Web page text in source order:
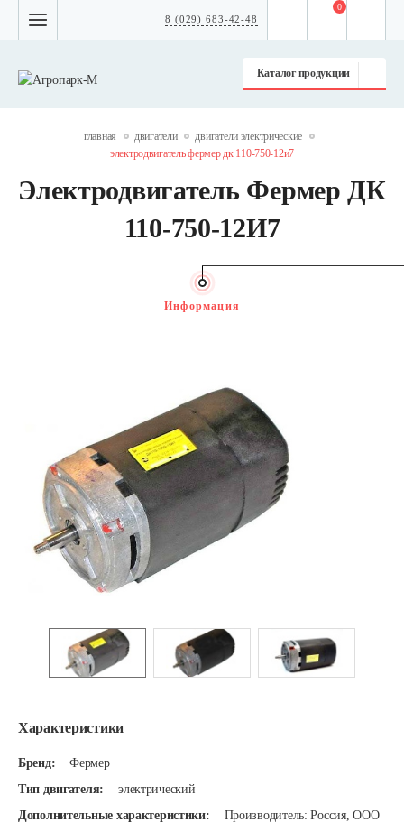
8 (029) 683-42-48
Каталог продукции
0
главная двигатели
двигатели электрические
электродвигатель фермер дк 110-750-12и7
Электродвигатель Фермер ДК
110-750-12И7
Характеристики
Бренд:
Фермер
Тип двигателя:
электрический
Дополнительные характеристики:
Производитель: Россия, ООО
Информация